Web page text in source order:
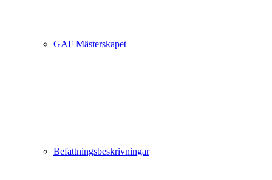
GAF Mästerskapet
Befattningsbeskrivningar